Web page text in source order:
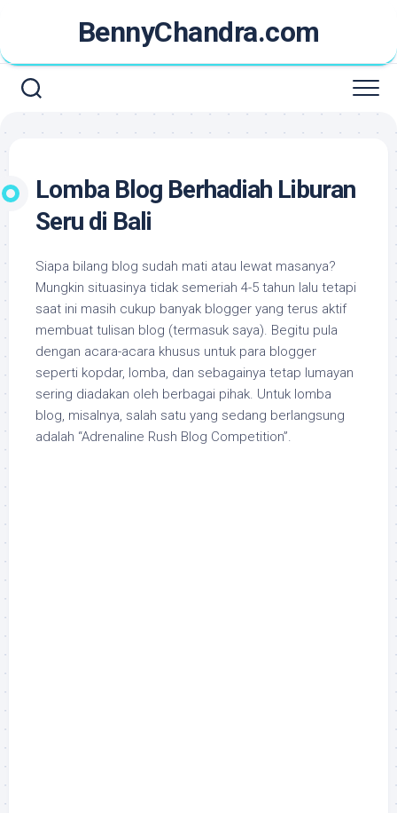
content
BennyChandra.com
Lomba Blog Berhadiah Liburan
Seru di Bali
Siapa bilang blog sudah mati atau lewat masanya?
Mungkin situasinya tidak semeriah 4-5 tahun lalu tetapi
saat ini masih cukup banyak blogger yang terus aktif
membuat tulisan blog (termasuk saya). Begitu pula
dengan acara-acara khusus untuk para blogger
seperti kopdar, lomba, dan sebagainya tetap lumayan
sering diadakan oleh berbagai pihak. Untuk lomba
blog, misalnya, salah satu yang sedang berlangsung
adalah “Adrenaline Rush Blog Competition”.